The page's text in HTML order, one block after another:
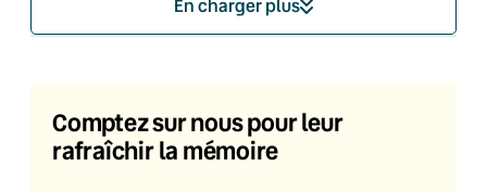
En charger plus
Comptez sur nous pour leur
rafraîchir la mémoire